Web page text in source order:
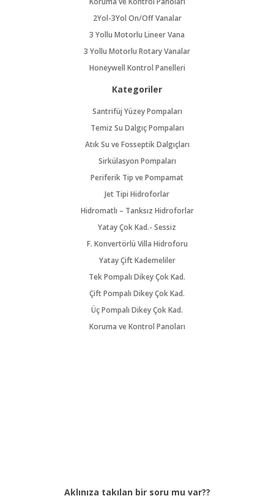
2Yol-3Yol On/Off Vanalar
3 Yollu Motorlu Lineer Vana
3 Yollu Motorlu Rotary Vanalar
Honeywell Kontrol Panelleri
Kategoriler
Santrifüj Yüzey Pompaları
Temiz Su Dalgıç Pompaları
Atık Su ve Fosseptik Dalgıçları
Sirkülasyon Pompaları
Periferik Tip ve Pompamat
Jet Tipi Hidroforlar
Hidromatlı – Tanksız Hidroforlar
Yatay Çok Kad.- Sessiz
F. Konvertörlü Villa Hidroforu
Yatay Çift Kademeliler
Tek Pompalı Dikey Çok Kad.
Çift Pompalı Dikey Çok Kad.
Üç Pompalı Dikey Çok Kad.
Koruma ve Kontrol Panoları
Aklınıza takılan bir soru mu var??